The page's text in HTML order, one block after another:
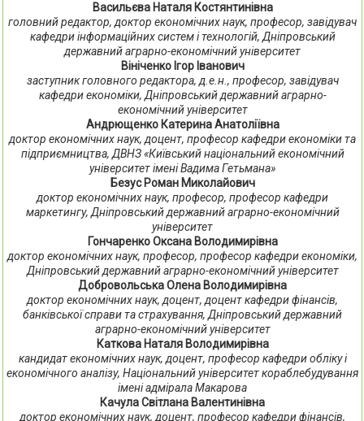
Васильєва Наталя Костянтинівна
головний редактор, доктор економічних наук, професор, завідувач
кафедри інформаційних систем і технологій, Дніпровський
державний аграрно-економічний університет
Вініченко Ігор Іванович
заступник головного редактора, д.е.н., професор, завідувач
кафедри економіки, Дніпровський державний аграрно-
економічний університет
Андрющенко Катерина Анатоліївна
доктор економічних наук, доцент, професор кафедри економіки та
підприємництва, ДВНЗ «Київський національний економічний
університет імені Вадима Гетьмана»
Безус Роман Миколайович
доктор економічних наук, професор, професор кафедри
маркетингу, Дніпровський державний аграрно-економічний
університет
Гончаренко Оксана Володимирівна
доктор економічних наук, професор, професор кафедри економіки,
Дніпровський державний аграрно-економічний університет
Добровольська Олена Володимирівна
доктор економічних наук, доцент, доцент кафедри фінансів,
банківської справи та страхування, Дніпровський державний
аграрно-економічний університет
Каткова Наталя Володимирівна
кандидат економічних наук, доцент, професор кафедри обліку і
економічного аналізу, Національний університет кораблебудування
імені адмірала Макарова
Качула Світлана Валентинівна
доктор економічних наук, доцент, професор кафедри фінансів,